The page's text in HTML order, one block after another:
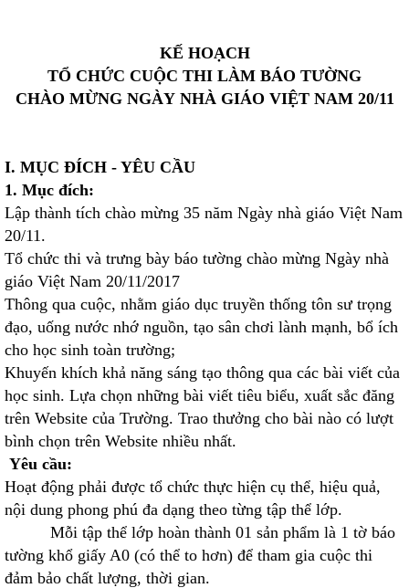
KẾ HOẠCH
TỔ CHỨC CUỘC THI LÀM BÁO TƯỜNG
CHÀO MỪNG NGÀY NHÀ GIÁO VIỆT NAM 20/11
I. MỤC ĐÍCH - YÊU CẦU
1. Mục đích:
Lập thành tích chào mừng 35 năm Ngày nhà giáo Việt Nam
20/11.
Tổ chức thi và trưng bày báo tường chào mừng Ngày nhà
giáo Việt Nam 20/11/2017
Thông qua cuộc, nhằm giáo dục truyền thống tôn sư trọng
đạo, uống nước nhớ nguồn, tạo sân chơi lành mạnh, bổ ích
cho học sinh toàn trường;
Khuyến khích khả năng sáng tạo thông qua các bài viết của
học sinh. Lựa chọn những bài viết tiêu biểu, xuất sắc đăng
trên Website của Trường. Trao thưởng cho bài nào có lượt
bình chọn trên Website nhiều nhất.
Yêu cầu:
Hoạt động phải được tổ chức thực hiện cụ thể, hiệu quả,
nội dung phong phú đa dạng theo từng tập thể lớp.
Mỗi tập thể lớp hoàn thành 01 sản phẩm là 1 tờ báo
tường khổ giấy A0 (có thể to hơn) để tham gia cuộc thi
đảm bảo chất lượng, thời gian.